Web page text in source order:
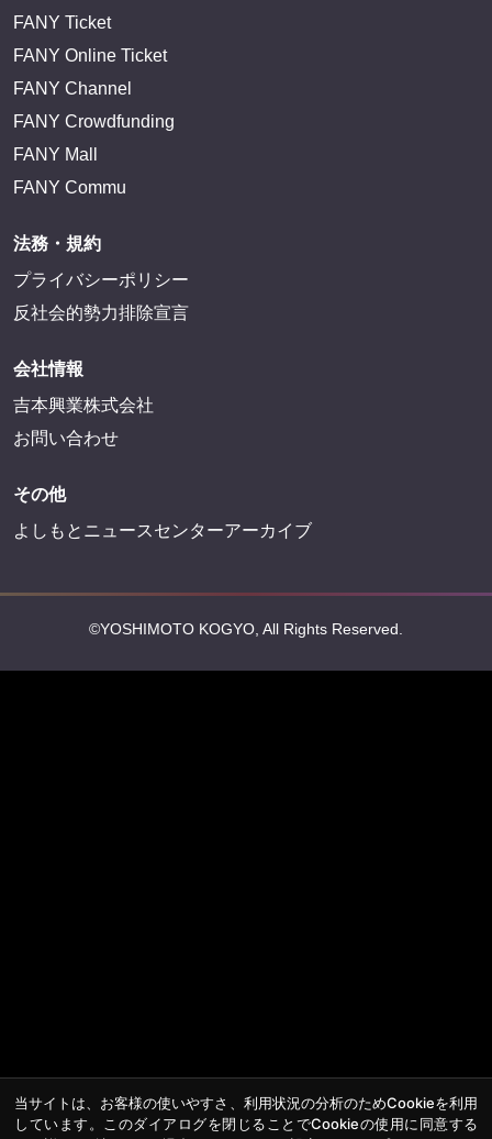
FANY Ticket
FANY Online Ticket
FANY Channel
FANY Crowdfunding
FANY Mall
FANY Commu
法務・規約
プライバシーポリシー
反社会的勢力排除宣言
会社情報
吉本興業株式会社
お問い合わせ
その他
よしもとニュースセンターアーカイブ
©YOSHIMOTO KOGYO, All Rights Reserved.
当サイトは、お客様の使いやすさ、利用状況の分析のためCookieを利用
しています。このダイアログを閉じることでCookieの使用に同意する